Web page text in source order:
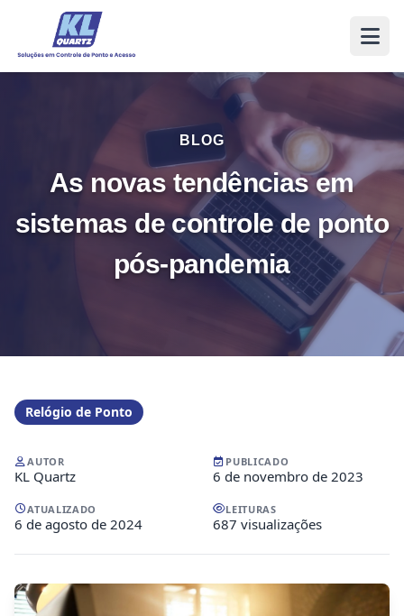
BLOG
As novas tendências em
sistemas de controle de ponto
pós-pandemia
Relógio de Ponto
AUTOR
KL Quartz
PUBLICADO
6 de novembro de 2023
ATUALIZADO
6 de agosto de 2024
LEITURAS
687 visualizações